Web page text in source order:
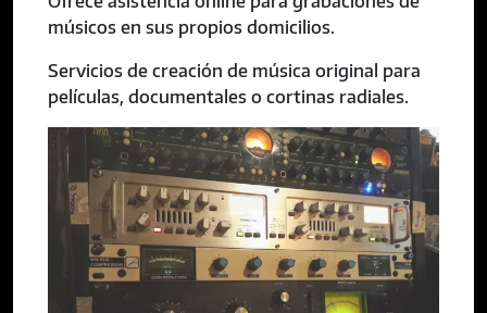
músicos en sus propios domicilios.
Servicios de creación de música original para
películas, documentales o cortinas radiales.